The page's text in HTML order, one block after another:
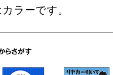
ラーです。